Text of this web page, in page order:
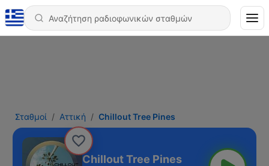
Σταθμοί Αττική Chillout Tree Pines
Chillout Tree Pines